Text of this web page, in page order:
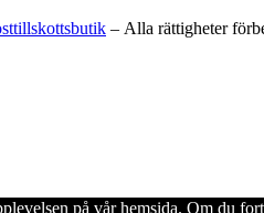
– Alla rättigheter
på vår hemsida. Om du